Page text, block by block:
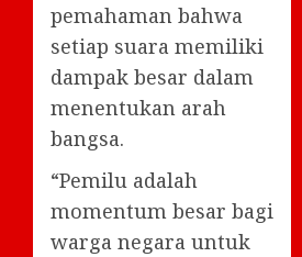
pemahaman bahwa
setiap suara memiliki
dampak besar dalam
menentukan arah
bangsa.
“Pemilu adalah
momentum besar bagi
warga negara untuk